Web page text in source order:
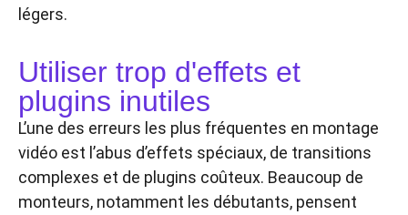
légers.
Utiliser trop d'effets et
plugins inutiles
L’une des erreurs les plus fréquentes en montage
vidéo est l’abus d’effets spéciaux, de transitions
complexes et de plugins coûteux. Beaucoup de
monteurs, notamment les débutants, pensent